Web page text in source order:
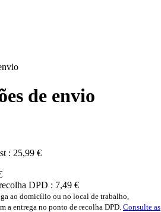
de envio
: 25,99 €
DPD : 7,49 €
ao domicílio ou no local de trabalho,
a entrega no ponto de recolha DPD. Consulte as